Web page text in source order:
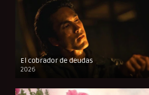
El cobrador de deudas
2026
FULL HD